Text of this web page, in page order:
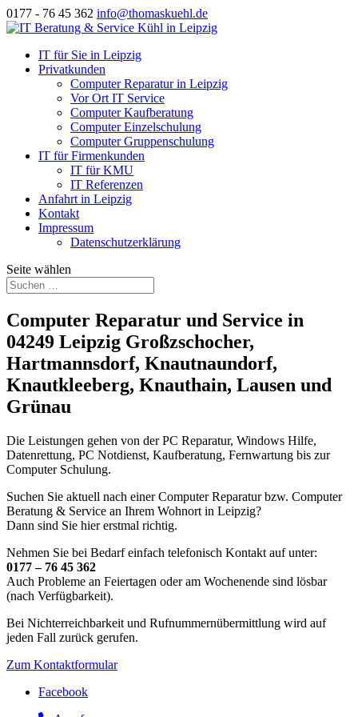
0177 - 76 45 362 info@thomaskuehl.de
IT für Sie in Leipzig
Privatkunden
Computer Reparatur in Leipzig
Vor Ort IT Service
Computer Kaufberatung
Computer Einzelschulung
Computer Gruppenschulung
IT für Firmenkunden
IT für KMU
IT Referenzen
Anfahrt in Leipzig
Kontakt
Impressum
Datenschutzerklärung
Seite wählen
Computer Reparatur und Service in
04249 Leipzig Großzschocher,
Hartmannsdorf, Knautnaundorf,
Knautkleeberg, Knauthain, Lausen und
Grünau
Die Leistungen gehen von der PC Reparatur, Windows Hilfe,
Datenrettung, PC Notdienst, Kaufberatung, Fernwartung bis zur
Computer Schulung.
Suchen Sie aktuell nach einer Computer Reparatur bzw. Computer
Beratung & Service an Ihrem Wohnort in Leipzig?
Dann sind Sie hier erstmal richtig.
Nehmen Sie bei Bedarf einfach telefonisch Kontakt auf unter:
0177 – 76 45 362
Auch Probleme an Feiertagen oder am Wochenende sind lösbar
(nach Verfügbarkeit).
Bei Nichterreichbarkeit und Rufnummernübermittlung wird auf
jeden Fall zurück gerufen.
Zum Kontaktformular
Facebook